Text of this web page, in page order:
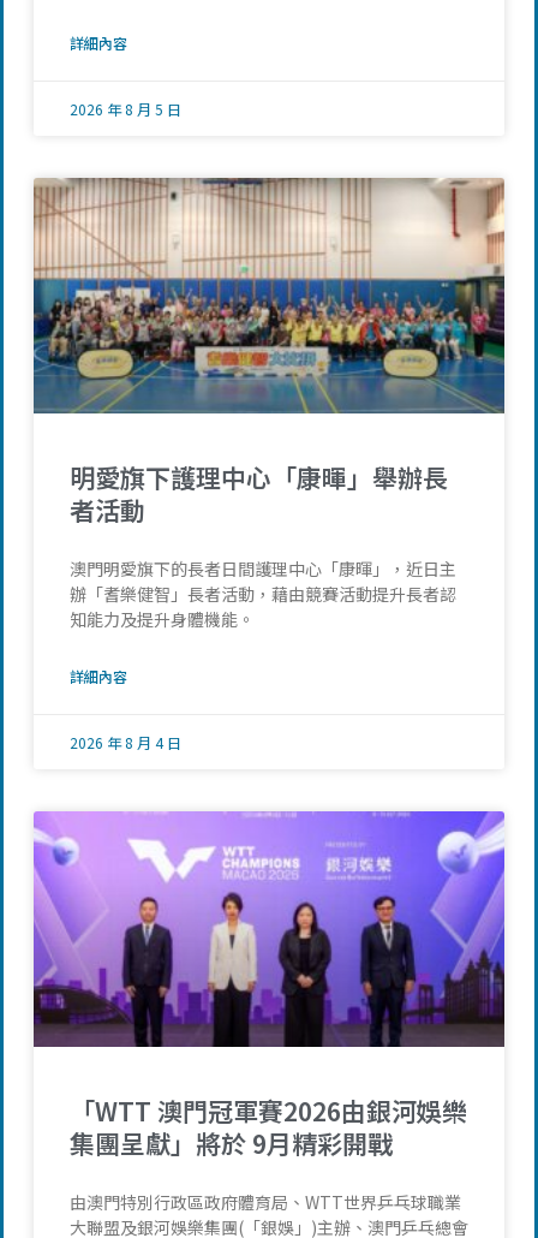
詳細內容
2026 年 8 月 5 日
明愛旗下護理中心「康暉」舉辦長
者活動
澳門明愛旗下的長者日間護理中心「康暉」，近日主
辦「耆樂健智」長者活動，藉由競賽活動提升長者認
知能力及提升身體機能。
詳細內容
2026 年 8 月 4 日
「WTT 澳門冠軍賽2026由銀河娛樂
集團呈獻」將於 9月精彩開戰
由澳門特別行政區政府體育局、WTT世界乒乓球職業
大聯盟及銀河娛樂集團(「銀娛」)主辦、澳門乒乓總會